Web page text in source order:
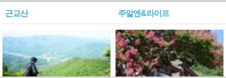
근교산 주말엔&라이프